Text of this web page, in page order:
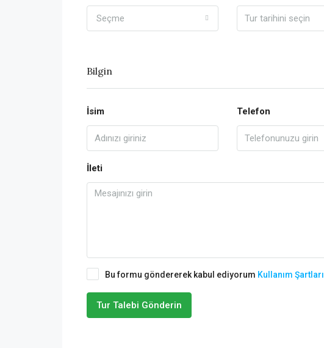
Seçme
Bilgin
İsim Telefon
İleti
Bu formu göndererek kabul ediyorum Kullanım Şartları
Tur Talebi Gönderin